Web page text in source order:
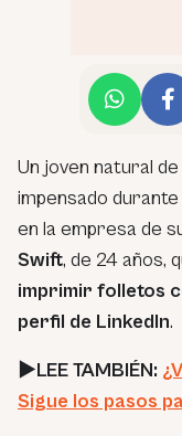
Un joven natural
impensado
en la empresa de
Swift, de 24 años,
imprimir folletos
perfil de LinkedIn.
►LEE TAMBIÉN:
Sigue los pasos